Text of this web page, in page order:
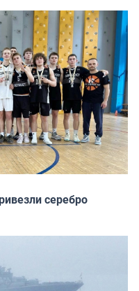
серебро